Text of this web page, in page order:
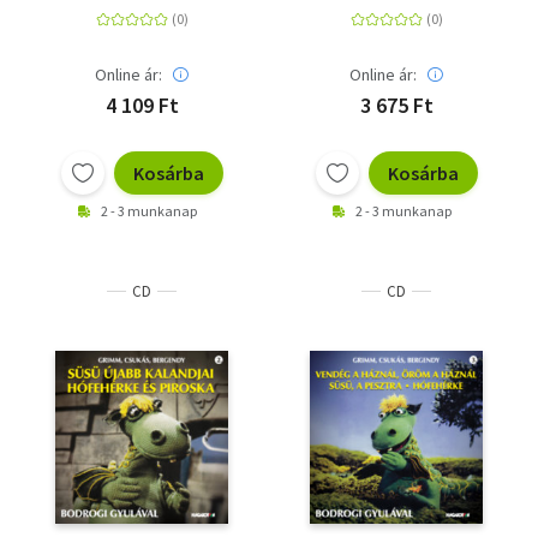
Online ár:
4 109 Ft
Kosárba
2 - 3 munkanap
Online ár:
3 675 Ft
Kosárba
2 - 3 munkanap
CD CD